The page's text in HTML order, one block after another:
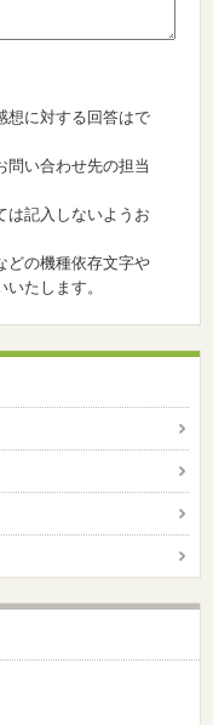
想に対する回答はで
問い合わせ先の担当
は記入しないようお
どの機種依存文字や
たします。